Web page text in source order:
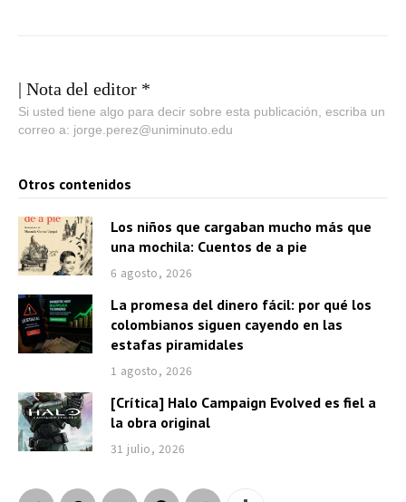
| Nota del editor *
Si usted tiene algo para decir sobre esta publicación, escriba un
correo a: jorge.perez@uniminuto.edu
Otros contenidos
Los niños que cargaban mucho más que
una mochila: Cuentos de a pie
6 agosto, 2026
La promesa del dinero fácil: por qué los
colombianos siguen cayendo en las
estafas piramidales
1 agosto, 2026
[Crítica] Halo Campaign Evolved es fiel a
la obra original
31 julio, 2026